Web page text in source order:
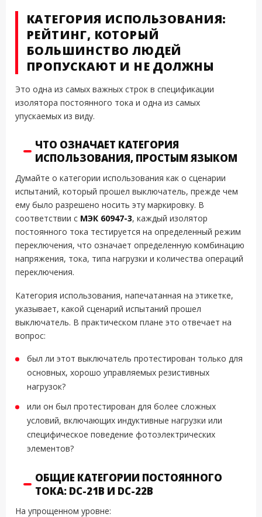
КАТЕГОРИЯ ИСПОЛЬЗОВАНИЯ:
РЕЙТИНГ, КОТОРЫЙ
БОЛЬШИНСТВО ЛЮДЕЙ
ПРОПУСКАЮТ И НЕ ДОЛЖНЫ
Это одна из самых важных строк в спецификации
изолятора постоянного тока и одна из самых
упускаемых из виду.
ЧТО ОЗНАЧАЕТ КАТЕГОРИЯ
ИСПОЛЬЗОВАНИЯ, ПРОСТЫМ ЯЗЫКОМ
Думайте о категории использования как о сценарии
испытаний, который прошел выключатель, прежде чем
ему было разрешено носить эту маркировку. В
соответствии с МЭК 60947-3, каждый изолятор
постоянного тока тестируется на определенный режим
переключения, что означает определенную комбинацию
напряжения, тока, типа нагрузки и количества операций
переключения.
Категория использования, напечатанная на этикетке,
указывает, какой сценарий испытаний прошел
выключатель. В практическом плане это отвечает на
вопрос:
был ли этот выключатель протестирован только для
основных, хорошо управляемых резистивных
нагрузок?
или он был протестирован для более сложных
условий, включающих индуктивные нагрузки или
специфическое поведение фотоэлектрических
элементов?
ОБЩИЕ КАТЕГОРИИ ПОСТОЯННОГО
ТОКА: DC-21B И DC-22B
На упрощенном уровне: